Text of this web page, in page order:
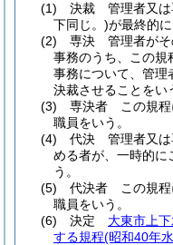
(1)
決裁 管理者又は
下同じ。)が最終的
(2)
専決 管理者がそ
事務のうち、この規
事務について、管理
決裁させることをい
(3)
専決者 この規程
職員をいう。
(4)
代決 管理者又は
める者が、一時的に
う。
(5)
代決者 この規程
職員をいう。
(6)
決定 大東市上
する規程(昭和40年